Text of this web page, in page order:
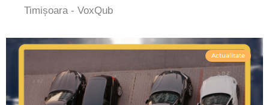
Timișoara - VoxQub
Actualitate